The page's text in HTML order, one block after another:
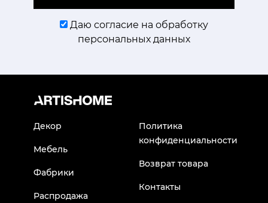
Даю согласие на обработку
персональных данных
Декор
Мебель
Фабрики
Распродажа
Политика
конфиденциальности
Возврат товара
Контакты